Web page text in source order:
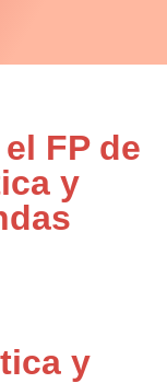
FP de
y
y